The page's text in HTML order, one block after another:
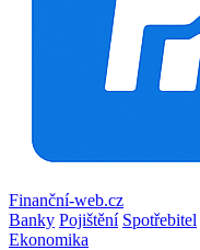
Finanční-web.cz
Banky Pojištění Spotřebitel
Ekonomika